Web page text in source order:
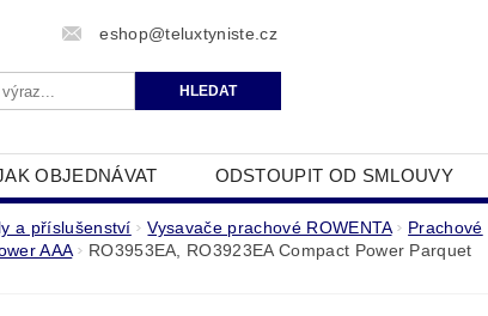
eshop@teluxtyniste.cz
OBJEDNÁVAT ODSTOUPIT OD SMLOUVY
ZPRACOVÁNÍ OSOBNÍCH ÚDAJŮ
a příslušenství Vysavače prachové ROWENTA
Prachové
AAA
RO3953EA, RO3923EA Compact Power Parquet